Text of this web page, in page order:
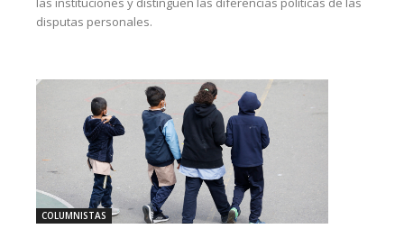
disputas personales.
COLUMNISTAS